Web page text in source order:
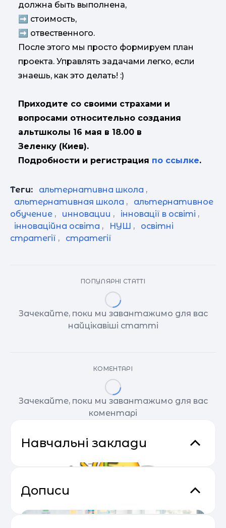
должна быть выполнена,
➡️ стоимость,
➡️ отвественного.
После этого мы просто формируем план
проекта. Управлять задачами легко, если
знаешь, как это делать! :)
Приходите со своими страхами и
вопросами относительно создания
альтшколы 16 мая в 18.00 в
Зеленку (Киев).
Подробности и регистрация по ссылке.
Теги: альтернативна школа ,
альтернативная школа ,
альтернативное
обучение , инновации , інновації в освіті ,
інноваційна освіта , НУШ ,
освітні
стратегії , стратегії
ПОПУЛЯРНІ СТАТТІ
Зачекайте, поки ми завантажимо для вас
найцікавіші статті
КОМЕНТАРІ
Зачекайте, поки ми завантажимо для вас
коментарі
Навчальні заклади
Дописи